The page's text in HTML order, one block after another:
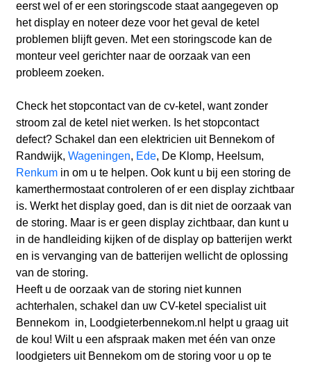
eerst wel of er een storingscode staat aangegeven op
het display en noteer deze voor het geval de ketel
problemen blijft geven. Met een storingscode kan de
monteur veel gerichter naar de oorzaak van een
probleem zoeken.
Check het stopcontact van de cv-ketel, want zonder
stroom zal de ketel niet werken. Is het stopcontact
defect? Schakel dan een elektricien uit Bennekomof
Randwijk, Wageningen, Ede, De Klomp, Heelsum,
Renkum in om u te helpen. Ook kunt u bij een storing de
kamerthermostaat controleren of er een display zichtbaar
is. Werkt het display goed, dan is dit niet de oorzaak van
de storing. Maar is er geen display zichtbaar, dan kunt u
in de handleiding kijken of de display op batterijen werkt
en is vervanging van de batterijen wellicht de oplossing
van de storing.
Heeft u de oorzaak van de storing niet kunnen
achterhalen, schakel dan uw CV-ketel specialist uit
Bennekom in, Loodgieterbennekom.nl helpt u graag uit
de kou! Wilt u een afspraak maken met één van onze
loodgieters uit Bennekom om de storing voor u op te